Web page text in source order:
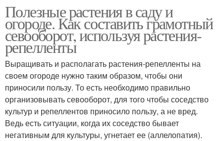
Полезные растения в саду и
огороде. Как составить грамотный
севооборот, используя растения-
репелленты
Выращивать и располагать растения-репелленты на
своем огороде нужно таким образом, чтобы они
приносили пользу. То есть необходимо правильно
организовывать севооборот, для того чтобы соседство
культур и репеллентов приносило пользу, а не вред.
Ведь есть ситуации, когда их соседство бывает
негативным для культуры, угнетает ее (аллелопатия).